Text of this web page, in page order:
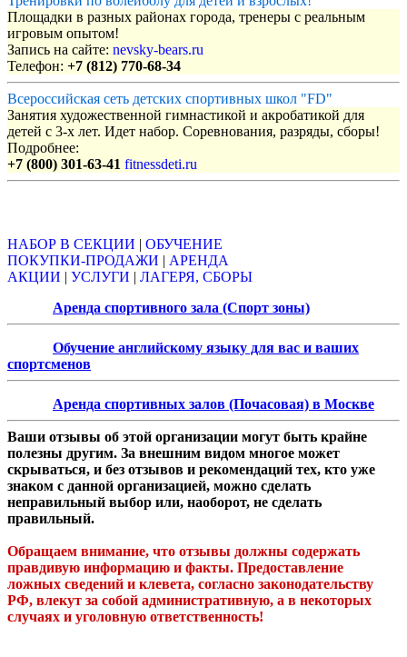
Площадки в разных районах города, тренеры с реальным
игровым опытом!
Запись на сайте: nevsky-bears.ru
Телефон: +7 (812) 770-68-34
Всероссийская сеть детских спортивных школ "FD"
Занятия художественной гимнастикой и акробатикой для
детей с 3-х лет. Идет набор. Соревнования, разряды, сборы!
Подробнее:
+7 (800) 301-63-41 fitnessdeti.ru
НАБОР В СЕКЦИИ | ОБУЧЕНИЕ
ПОКУПКИ-ПРОДАЖИ | АРЕНДА
АКЦИИ | УСЛУГИ | ЛАГЕРЯ, СБОРЫ
Аренда спортивного зала (Спорт зоны)
Обучение английскому языку для вас и ваших
спортсменов
Аренда спортивных залов (Почасовая) в Москве
Ваши отзывы об этой организации могут быть крайне
полезны другим. За внешним видом многое может
скрываться, и без отзывов и рекомендаций тех, кто уже
знаком с данной организацией, можно сделать
неправильный выбор или, наоборот, не сделать
правильный.
Обращаем внимание, что отзывы должны содержать
правдивую информацию и факты. Предоставление
ложных сведений и клевета, согласно законодательству
РФ, влекут за собой административную, а в некоторых
случаях и уголовную ответственность!